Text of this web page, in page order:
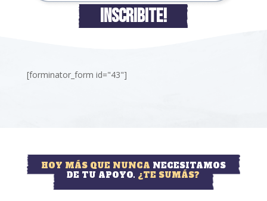
INSCRIBITE!
[forminator_form id="43"]
HOY MÁS QUE NUNCA NECESITAMOS
DE TU APOYO. ¿TE SUMÁS?